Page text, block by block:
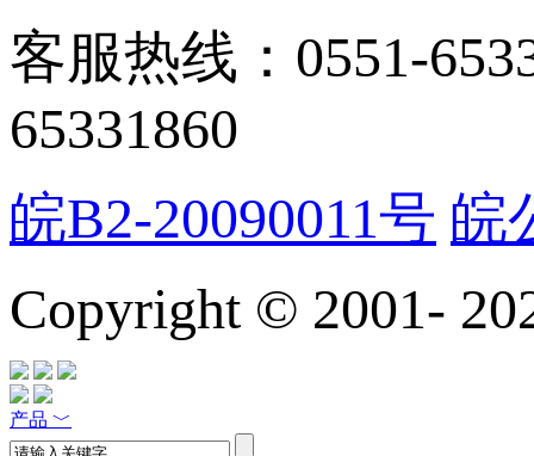
客服热线：0551-
65331860
皖B2-20090011号 皖
Copyright © 2001-
产品 ﹀